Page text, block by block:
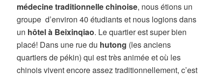
médecine traditionnelle chinoise, nous étions un
groupe d’environ 40 étudiants et nous logions dans
un hôtel à Beixinqiao. Le quartier est super bien
placé! Dans une rue du hutong (les anciens
quartiers de pékin) qui est très animée et où les
chinois vivent encore assez traditionnellement, c’est